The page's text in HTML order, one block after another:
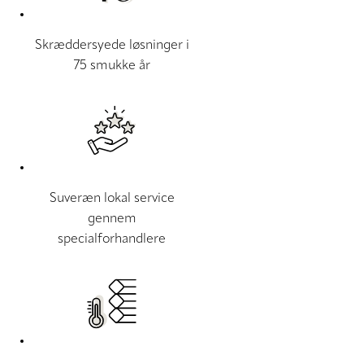
Skræddersyede løsninger i
75 smukke år
Suveræn lokal service
gennem
specialforhandlere